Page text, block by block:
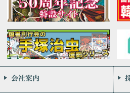
会社案